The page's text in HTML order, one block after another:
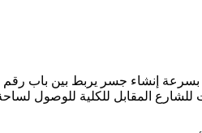
للشارع المقابل للكلية للوصول